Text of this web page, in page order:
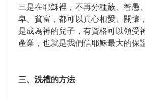
三是在耶穌裡，不再分種族、智愚
卑、貧富，都可以真心相愛、關懷
是成為神的兒子，有資格可以領受
產業，也就是我們信耶穌最大的保
三、洗禮的方法